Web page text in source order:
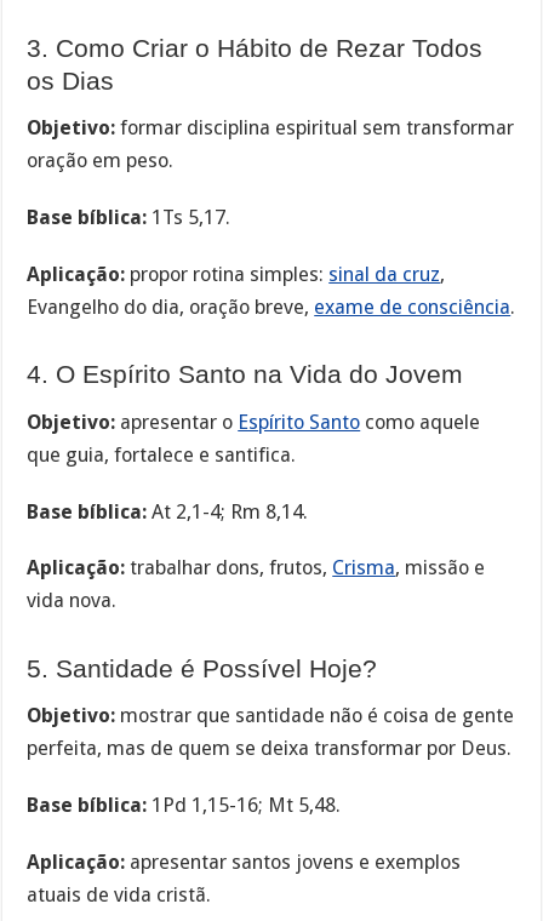
3. Como Criar o Hábito de Rezar Todos
os Dias
Objetivo: formar disciplina espiritual sem transformar
oração em peso.
Base bíblica: 1Ts 5,17.
Aplicação: propor rotina simples: sinal da cruz,
Evangelho do dia, oração breve, exame de consciência.
4. O Espírito Santo na Vida do Jovem
Objetivo: apresentar o Espírito Santo como aquele
que guia, fortalece e santifica.
Base bíblica: At 2,1-4; Rm 8,14.
Aplicação: trabalhar dons, frutos, Crisma, missão e
vida nova.
5. Santidade é Possível Hoje?
Objetivo: mostrar que santidade não é coisa de gente
perfeita, mas de quem se deixa transformar por Deus.
Base bíblica: 1Pd 1,15-16; Mt 5,48.
Aplicação: apresentar santos jovens e exemplos
atuais de vida cristã.